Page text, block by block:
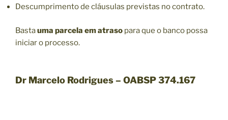
Descumprimento de cláusulas previstas no contrato.
Bastauma parcela em atraso para que o banco possa
iniciar o processo.
Dr Marcelo Rodrigues – OABSP 374.167